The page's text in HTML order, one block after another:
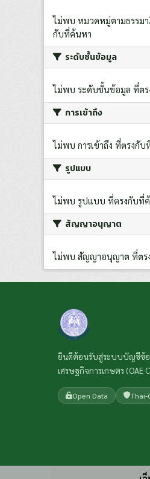
ไม่พบ หมวดหมู่ตามธรรม
กับที่ค้นหา
ระดับชั้นข้อมูล
ไม่พบ ระดับชั้นข้อมูล ที่ต
การเข้าถึง
ไม่พบ การเข้าถึง ที่ตรงกั
รูปแบบ
ไม่พบ รูปแบบ ที่ตรงกับที่
สัญญาอนุญาต
ไม่พบ สัญญาอนุญาต ที่ตร
ยินดีต้อนรับสู่ระบบบัญชีข้อ
เศรษฐกิจการเกษตร (OAE
Open Data Thai-